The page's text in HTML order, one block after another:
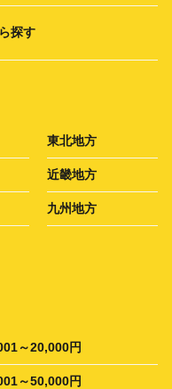
探す
東北地方
近畿地方
九州地方
～20,000円
～50,000円